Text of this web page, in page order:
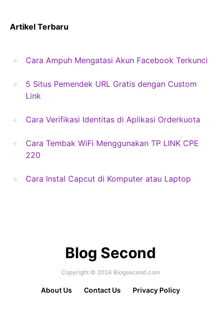
Artikel Terbaru
Cara Ampuh Mengatasi Akun Facebook Terkunci
5 Situs Pemendek URL Gratis dengan Custom
Link
Cara Verifikasi Identitas di Aplikasi Orderkuota
Cara Tembak WiFi Menggunakan TP LINK CPE
220
Cara Instal Capcut di Komputer atau Laptop
Blog Second
Copyright © 2024 Blogsecond.com
About Us Contact Us Privacy Policy